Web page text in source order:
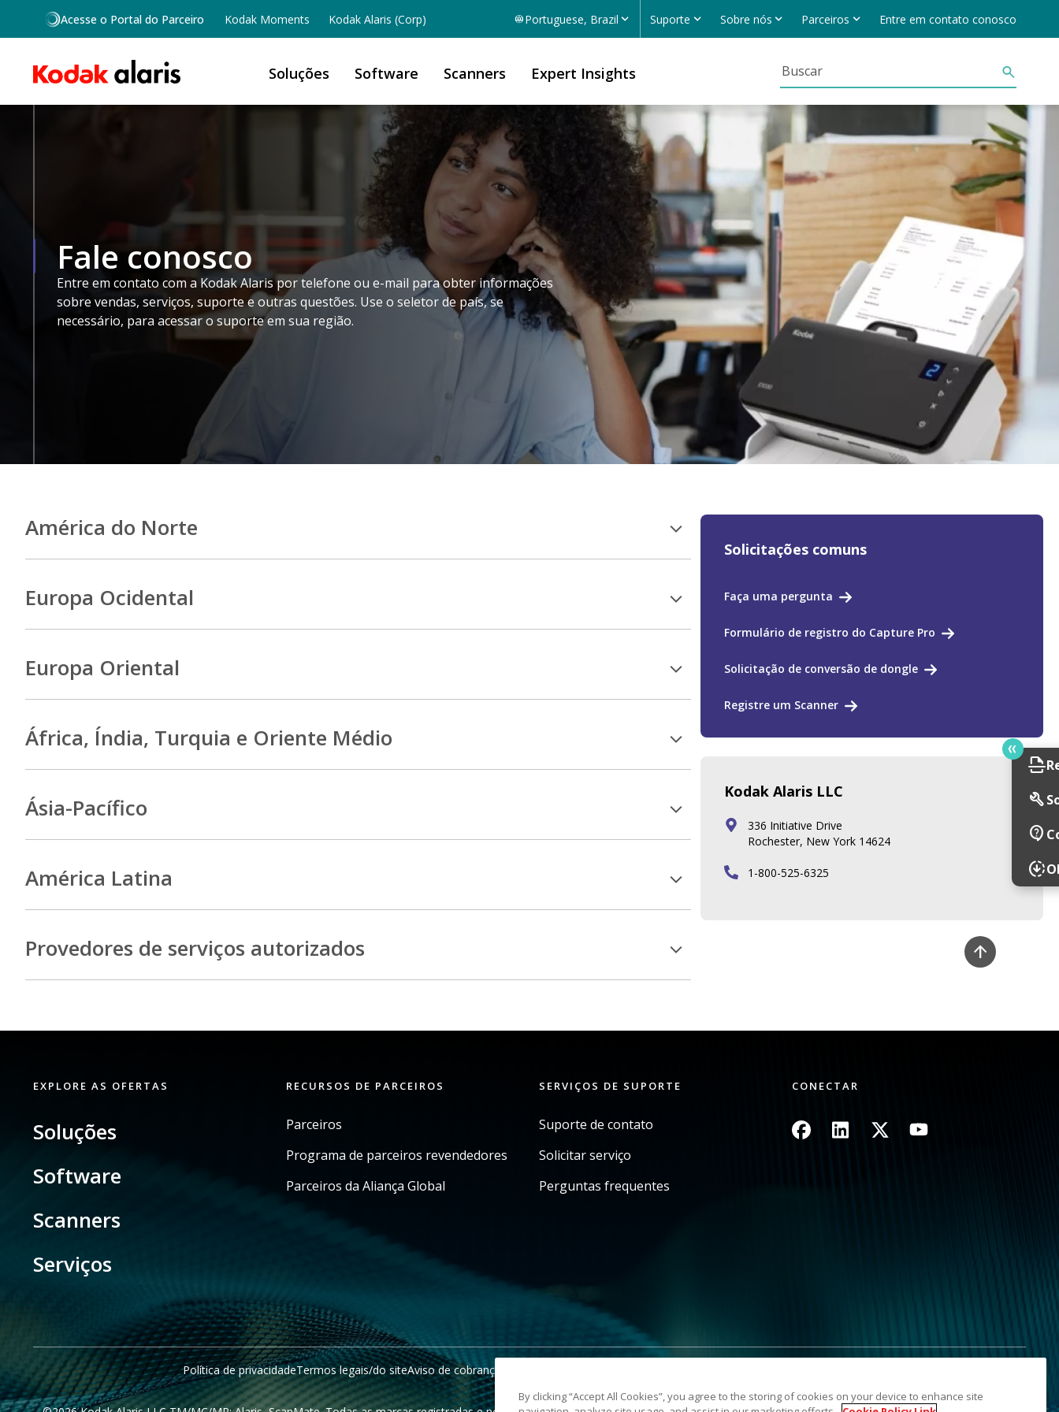
Skip to main content
Acesse o Portal do Parceiro Kodak Moments Kodak Alaris (Corp) Portuguese, Brazil Suporte Sobre nós Parceiros Entre em contato conosco
Soluções Software Scanners Expert Insights
Fale conosco
Entre em contato com a Kodak Alaris por telefone ou e-mail para obter informações
sobre vendas, serviços, suporte e outras questões. Use o seletor de país, se
necessário, para acessar o suporte em sua região.
América do Norte
Europa Ocidental
Europa Oriental
África, Índia, Turquia e Oriente Médio
Ásia-Pacífico
América Latina
Provedores de serviços autorizados
Solicitações comuns
Faça uma pergunta
Formulário de registro do Capture Pro
Solicitação de conversão de dongle
Registre um Scanner
Kodak Alaris LLC
336 Initiative Drive
Rochester, New York 14624
1-800-525-6325
scan
build
contact_support
downloading
EXPLORE AS OFERTAS
Soluções
Software
Scanners
Serviços
RECURSOS DE PARCEIROS
Parceiros
Programa de parceiros revendedores
Parceiros da Aliança Global
SERVIÇOS DE SUPORTE
Suporte de contato
Solicitar serviço
Perguntas frequentes
CONECTAR
ImagemImagemImagemImagem
Política de privacidadeTermos legais/do siteAviso de cobrança da Califórnia
By clicking “Accept All Cookies”, you agree to the storing of cookies on your device to enhance site